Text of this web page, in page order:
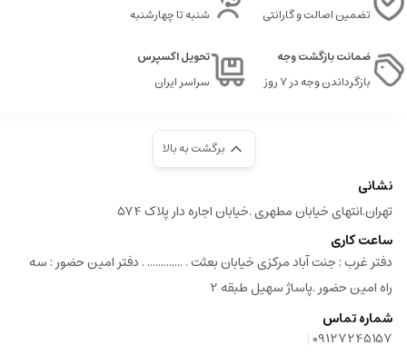
تضمین اصالت و گارانتی
شنبه تا چهارشنبه
ضمانت بازگشت وجه
بازگرداندن وجه در ۷ روز
تحویل اکسپرس
سراسر ایران
برگشت به بالا
نشانی
تهران.انتهای خیابان مطهری .خیابان اجاره دار پلاک 574
ساعت کاری
دفتر غرب : جنت آباد مرکزی خیابان بعثت . ............. . دفتر امین حضور : سه
راه امین حضور .پاساژ سهیل طبقه 2
شماره تماس
09127245157
|